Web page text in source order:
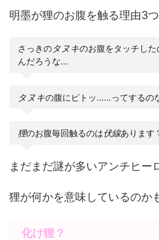
明墨が狸のお腹を触る理由3
さっきのタヌキのお腹をタッチし
んだろうな…
タヌキの腹にピトッ……ってするの
狸のお腹毎回触るのは伏線あります
まだまだ謎が多いアンチヒー
狸が何かを意味しているのか
化け狸？